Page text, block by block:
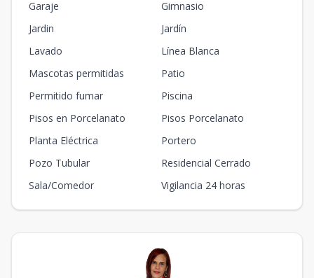
Garaje
Gimnasio
Jardin
Jardín
Lavado
Línea Blanca
Mascotas permitidas
Patio
Permitido fumar
Piscina
Pisos en Porcelanato
Pisos Porcelanato
Planta Eléctrica
Portero
Pozo Tubular
Residencial Cerrado
Sala/Comedor
Vigilancia 24 horas